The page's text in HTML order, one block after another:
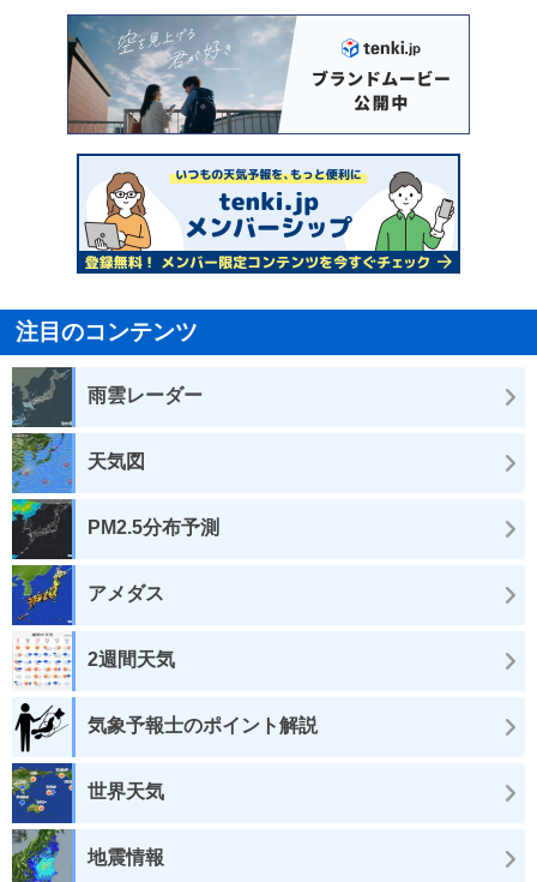
注目のコンテンツ
雨雲レーダー
天気図
PM2.5分布予測
アメダス
2週間天気
気象予報士のポイント解説
世界天気
地震情報